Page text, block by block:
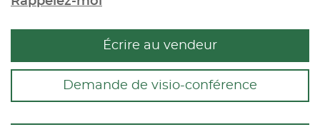
Écrire au vendeur
Demande de visio-conférence